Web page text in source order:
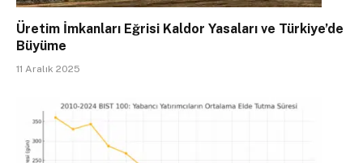
Üretim İmkanları Eğrisi Kaldor Yasaları ve Türkiye’de
Büyüme
11 Aralık 2025